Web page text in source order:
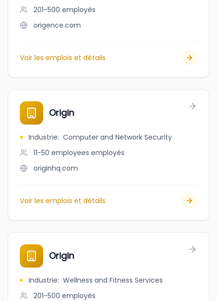
201-500 employés
origence.com
Voir les emplois et détails
Origin
Industrie: Computer and Network Security
11-50 employees employés
originhq.com
Voir les emplois et détails
Origin
Industrie: Wellness and Fitness Services
201-500 employés